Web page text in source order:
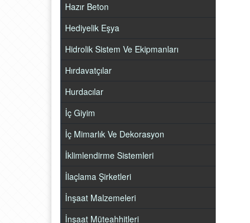
Hazır Beton
Hediyelik Eşya
Hidrolik Sistem Ve Ekipmanları
Hırdavatçılar
Hurdacılar
İç Giyim
İç Mimarlık Ve Dekorasyon
İklimlendirme Sistemleri
İlaçlama Şirketleri
İnşaat Malzemeleri
İnşaat Müteahhitleri